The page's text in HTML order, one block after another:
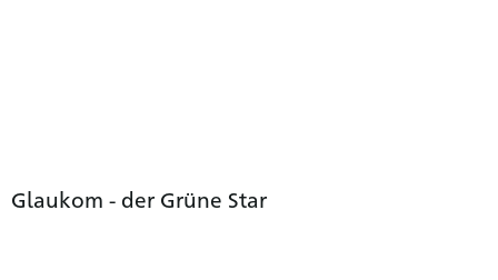
Glaukom - der Grüne Star